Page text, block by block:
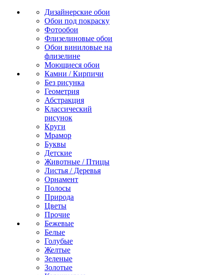
Дизайнерские обои
Обои под покраску
Фотообои
Флизелиновые обои
Обои виниловые на
флизелине
Моющиеся обои
Камни / Кирпичи
Без рисунка
Геометрия
Абстракция
Классический
рисунок
Круги
Мрамор
Буквы
Детские
Животные / Птицы
Листья / Деревья
Орнамент
Полосы
Природа
Цветы
Прочие
Бежевые
Белые
Голубые
Желтые
Зеленые
Золотые